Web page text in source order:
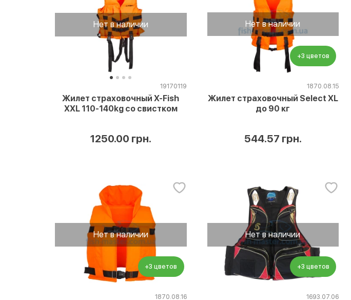
Нет в наличии
19170119
Жилет страховочный X-Fish
XXL 110-140kg со свистком
1250.00 грн.
Нет в наличии
+3 цветов
1870.08.15
Жилет страховочный Select XL
до 90 кг
544.57 грн.
Нет в наличии
+3 цветов
1870.08.16
Нет в наличии
+3 цветов
1693.07.06